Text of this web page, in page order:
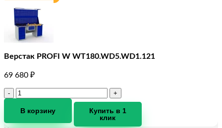
Верстак PROFI W WT180.WD5.WD1.121
69 680 ₽
Количество
Верстак
В корзину
Купить в 1
клик